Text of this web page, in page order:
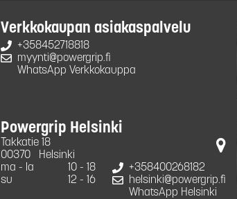
Verkkokaupan asiakaspalvelu
+358452718818
myynti@powergrip.fi
WhatsApp Verkkokauppa
Powergrip Helsinki
Takkatie 18
00370
Helsinki
ma - la
10 - 18
su
12 - 16
+358400268182
helsinki@powergrip.fi
WhatsApp Helsinki